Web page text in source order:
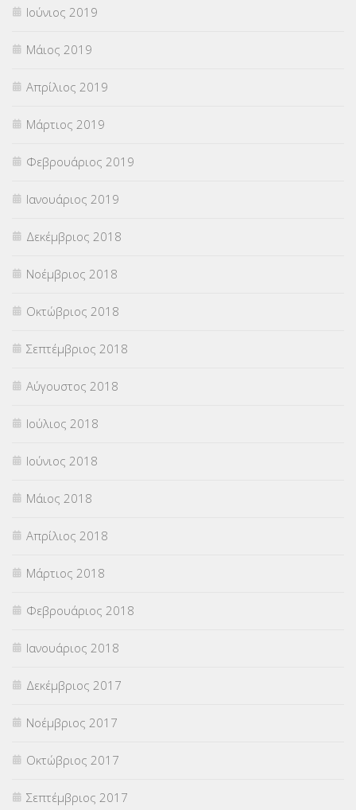
Ιούνιος 2019
Μάιος 2019
Απρίλιος 2019
Μάρτιος 2019
Φεβρουάριος 2019
Ιανουάριος 2019
Δεκέμβριος 2018
Νοέμβριος 2018
Οκτώβριος 2018
Σεπτέμβριος 2018
Αύγουστος 2018
Ιούλιος 2018
Ιούνιος 2018
Μάιος 2018
Απρίλιος 2018
Μάρτιος 2018
Φεβρουάριος 2018
Ιανουάριος 2018
Δεκέμβριος 2017
Νοέμβριος 2017
Οκτώβριος 2017
Σεπτέμβριος 2017